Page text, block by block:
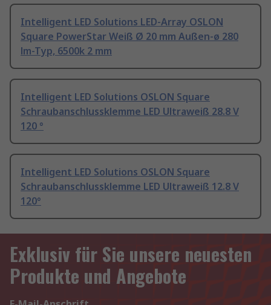
Intelligent LED Solutions LED-Array OSLON
Square PowerStar Weiß Ø 20 mm Außen-ø 280
lm-Typ, 6500k 2 mm
Intelligent LED Solutions OSLON Square
Schraubanschlussklemme LED Ultraweiß 28.8 V
120 °
Intelligent LED Solutions OSLON Square
Schraubanschlussklemme LED Ultraweiß 12.8 V
120°
Exklusiv für Sie unsere neuesten
Produkte und Angebote